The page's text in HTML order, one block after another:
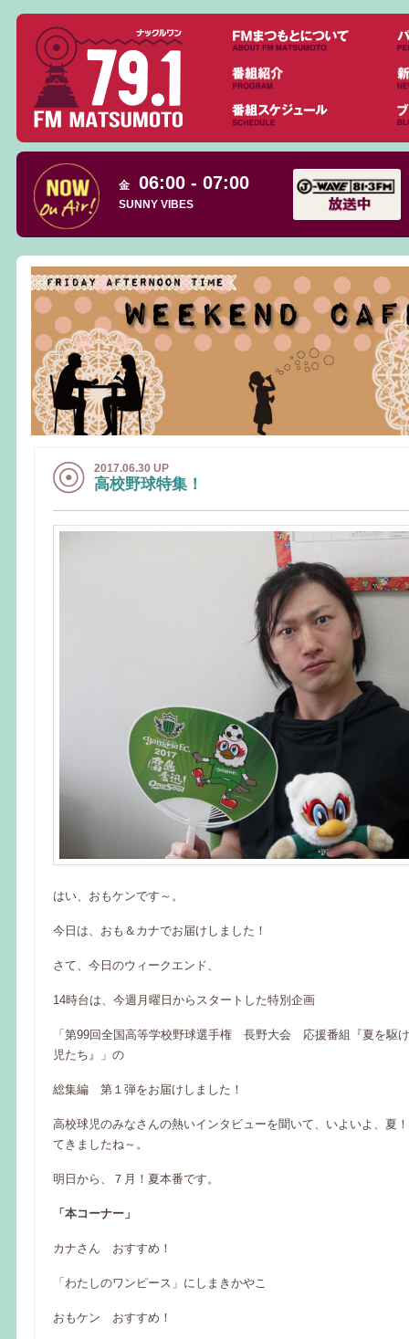
金 06:00 - 07:00
SUNNY VIBES
2017.06.30 UP
高校野球特集！
はい、おもケンです～。
今日は、おも＆カナでお届けしました！
さて、今日のウィークエンド、
14時台は、今週月曜日からスタートした特別企画
「第99回全国高等学校野球選手権 長野大会 応援番組『夏を駆
児たち』」の
総集編 第１弾をお届けしました！
高校球児のみなさんの熱いインタビューを聞いて、いよいよ、夏
てきましたね～。
明日から、７月！夏本番です。
「本コーナー」
カナさん おすすめ！
「わたしのワンピース」にしまきかやこ
おもケン おすすめ！